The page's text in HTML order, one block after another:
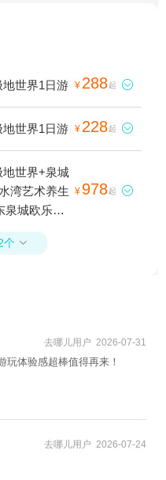
地世界1日游 ¥ 288起 
地世界1日游 ¥ 228起 
地世界+泉城
湾艺术养生
泉城欧乐堡
¥ 978起 
个 
去哪儿用户 2026-07-31
体验感超棒值得再来！
去哪儿用户 2026-07-24